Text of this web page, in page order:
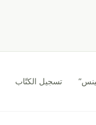
تسجيل الكتّاب